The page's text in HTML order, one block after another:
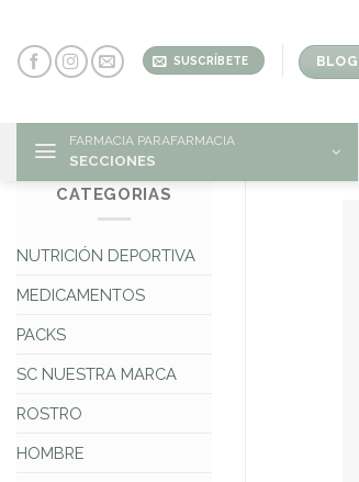
content
SUSCRÍBETE BLOG
FARMACIA PARAFARMACIA
SECCIONES
CATEGORIAS
NUTRICIÓN DEPORTIVA
MEDICAMENTOS
PACKS
SC NUESTRA MARCA
ROSTRO
HOMBRE